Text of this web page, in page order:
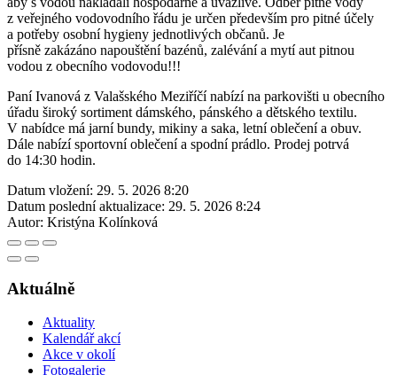
z veřejného vodovodního řádu je určen především pro pitné účely
a potřeby osobní hygieny jednotlivých občanů. Je
přísně zakázáno napouštění bazénů, zalévání a mytí aut pitnou
vodou z obecního vodovodu!!!
Paní Ivanová z Valašského Meziříčí nabízí na parkovišti u obecního
úřadu široký sortiment dámského, pánského a dětského textilu.
V nabídce má jarní bundy, mikiny a saka, letní oblečení a obuv.
Dále nabízí sportovní oblečení a spodní prádlo. Prodej potrvá
do 14:30 hodin.
Datum vložení: 29. 5. 2026 8:20
Datum poslední aktualizace: 29. 5. 2026 8:24
Autor: Kristýna Kolínková
Aktuálně
Aktuality
Kalendář akcí
Akce v okolí
Fotogalerie